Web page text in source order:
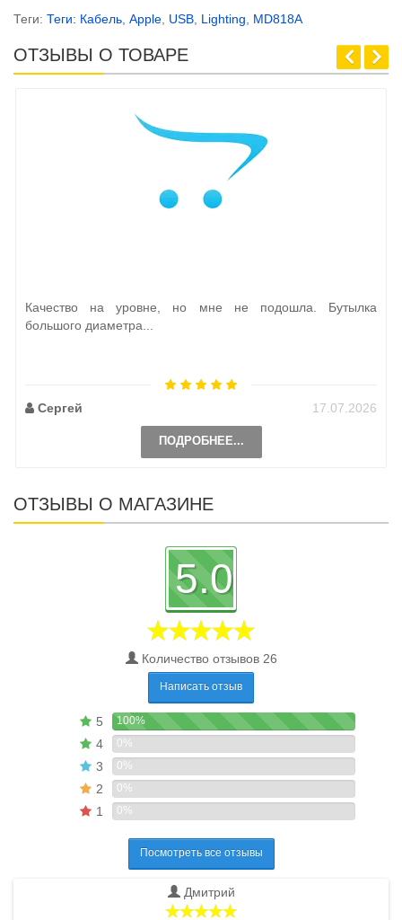
Теги: Теги: Кабель Apple USB Lighting MD818A
ОТЗЫВЫ О ТОВАРЕ
Качество на уровне, но мне не подошла. Бутылка
большого диаметра...
Сергей 17.07.2026
ПОДРОБНЕЕ...
ОТЗЫВЫ О МАГАЗИНЕ
5.0
Количество отзывов 26
Написать отзыв
5 100%
4 0%
3 0%
2 0%
1 0%
Посмотреть все отзывы
Дмитрий